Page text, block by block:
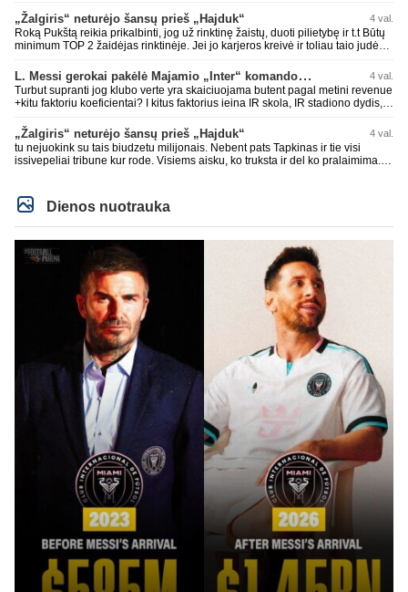
„Žalgiris“ neturėjo šansų prieš „Hajduk“ 4 val.
Roką Pukštą reikia prikalbinti, jog už rinktinę žaistų, duoti pilietybę ir t.t Būtų
minimum TOP 2 žaidėjas rinktinėje. Jei jo karjeros kreivė ir toliau taio judės,
L. Messi gerokai pakėlė Majamio „Inter“ komandos vertę 4 val.
Turbut supranti jog klubo verte yra skaiciuojama butent pagal metini revenue
+kitu faktoriu koeficientai? I kitus faktorius ieina IR skola, IR stadiono dydis,
puikiausiai sugeneravo rekordini 1.1B revenue, kas stipriai prisidejo prie
milzinisko klubo vertes suoli siemet. Be to, tie 200 pamineti cia yra visiskai
on-point, jeigu jau musu mylimas D. prasneko apie klubo vertes kelima, arba
CR atveju - numusima.
„Žalgiris“ neturėjo šansų prieš „Hajduk“ 4 val.
tu nejuokink su tais biudzetu milijonais. Nebent pats Tapkinas ir tie visi
issivepeliai tribune kur rode. Visiems aisku, ko truksta ir del ko pralaimima.
kasperunas nesusigaudys. Aciu, mercys, lauksim wilno grietineles
besivaipanciu itamet Konfu lygoje 20 tukst. stadione...jei makleriui tapinui
neatsibos sitas projektas
Dienos nuotrauka